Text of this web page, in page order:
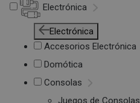
Electrónica
Electrónica
Accesorios Electrónica
Domótica
Consolas
Juegos de Consolas